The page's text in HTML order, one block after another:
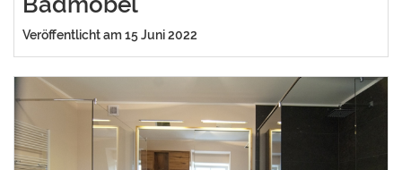
Veröffentlicht am 15 Juni 2022